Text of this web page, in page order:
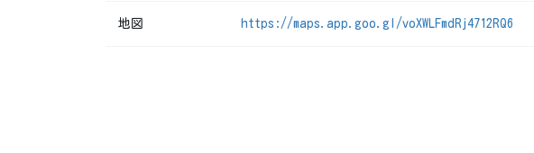
地図 https://maps.app.goo.gl/voXWLFmdRj4712RQ6